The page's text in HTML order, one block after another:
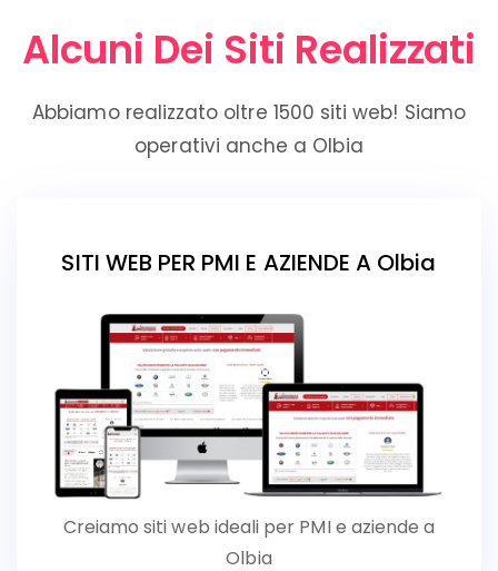
Alcuni Dei Siti Realizzati
Abbiamo realizzato oltre 1500 siti web! Siamo
operativi anche a Olbia
SITI WEB PER PMI E AZIENDE A Olbia
Creiamo siti web ideali per PMI e aziende a
Olbia